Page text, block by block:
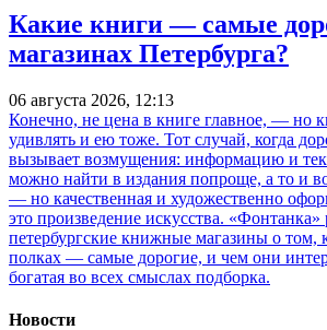
Какие книги — самые
магазинах Петербурга?
06 августа 2026, 12:13
Конечно, не цена в книге главное, — но
удивлять и ею тоже. Тот случай, когда
вызывает возмущения: информацию и
можно найти в издания попроще, а то и
— но качественная и художественно
это произведение искусства. «Фонтанка»
петербургские книжные магазины о том,
полках — самые дорогие, и чем они
богатая во всех смыслах подборка.
Новости